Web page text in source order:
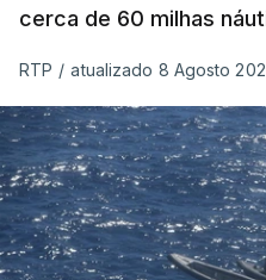
cerca de 60 milhas
RTP / atualizado 8 Agosto